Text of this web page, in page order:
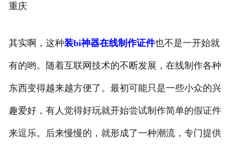
重庆
其实啊，这种装bi神器在线制作证件也不是一开始就
有的哟。随着互联网技术的不断发展，在线制作各种
东西变得越来越方便了。最初可能只是一些小众的兴
趣爱好，有人觉得好玩就开始尝试制作简单的假证件
来逗乐。后来慢慢的，就形成了一种潮流，专门提供